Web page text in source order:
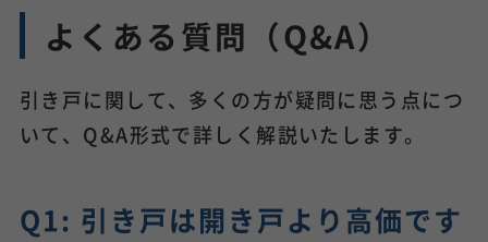
よくある質問（Q&A）
引き戸に関して、多くの方が疑問に思う点につ
いて、Q&A形式で詳しく解説いたします。
Q1: 引き戸は開き戸より高価です